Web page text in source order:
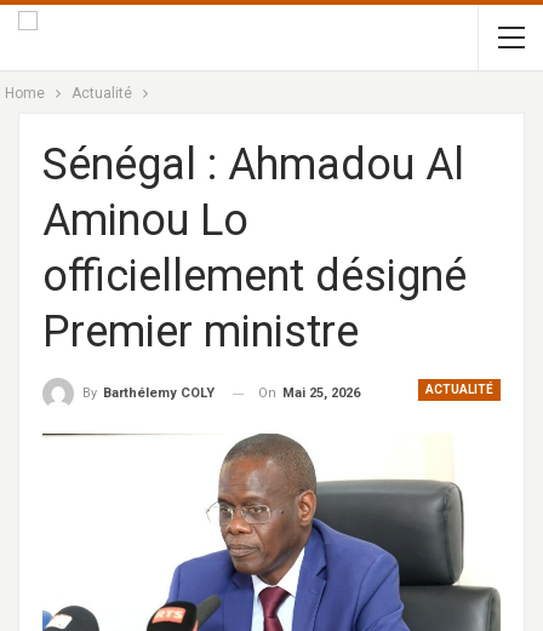
Home Actualité
Sénégal : Ahmadou Al
Aminou Lo
officiellement désigné
Premier ministre
ACTUALITÉ
By Barthélemy COLY On Mai 25, 2026